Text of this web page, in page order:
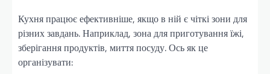
Кухня працює ефективніше, якщо в ній є чіткі зони для
різних завдань. Наприклад, зона для приготування їжі,
зберігання продуктів, миття посуду. Ось як це
організувати: